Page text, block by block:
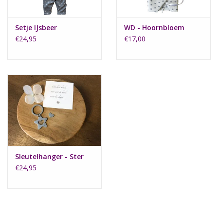
Setje IJsbeer
€24,95
WD - Hoornbloem
€17,00
Sleutelhanger - Ster
€24,95